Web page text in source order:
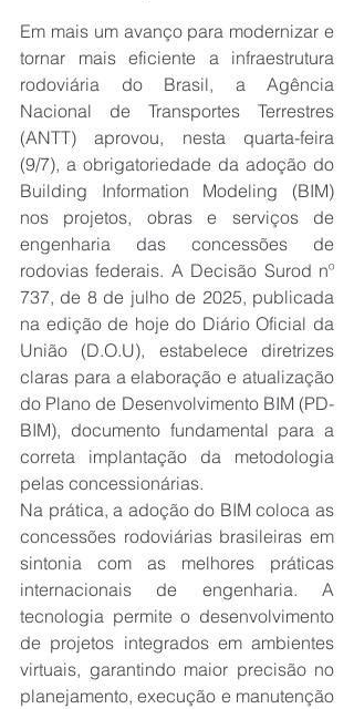
Em mais um avanço para modernizar e
tornar mais eficiente a infraestrutura
rodoviária do Brasil, a Agência
Nacional de Transportes Terrestres
(ANTT) aprovou, nesta quarta-feira
(9/7), a obrigatoriedade da adoção do
Building Information Modeling (BIM)
nos projetos, obras e serviços de
engenharia das concessões de
rodovias federais. A Decisão Surod nº
737, de 8 de julho de 2025, publicada
na edição de hoje do Diário Oficial da
União (D.O.U), estabelece diretrizes
claras para a elaboração e atualização
do Plano de Desenvolvimento BIM (PD-
BIM), documento fundamental para a
correta implantação da metodologia
pelas concessionárias.
Na prática, a adoção do BIM coloca as
concessões rodoviárias brasileiras em
sintonia com as melhores práticas
internacionais de engenharia. A
tecnologia permite o desenvolvimento
de projetos integrados em ambientes
virtuais, garantindo maior precisão no
planejamento, execução e manutenção